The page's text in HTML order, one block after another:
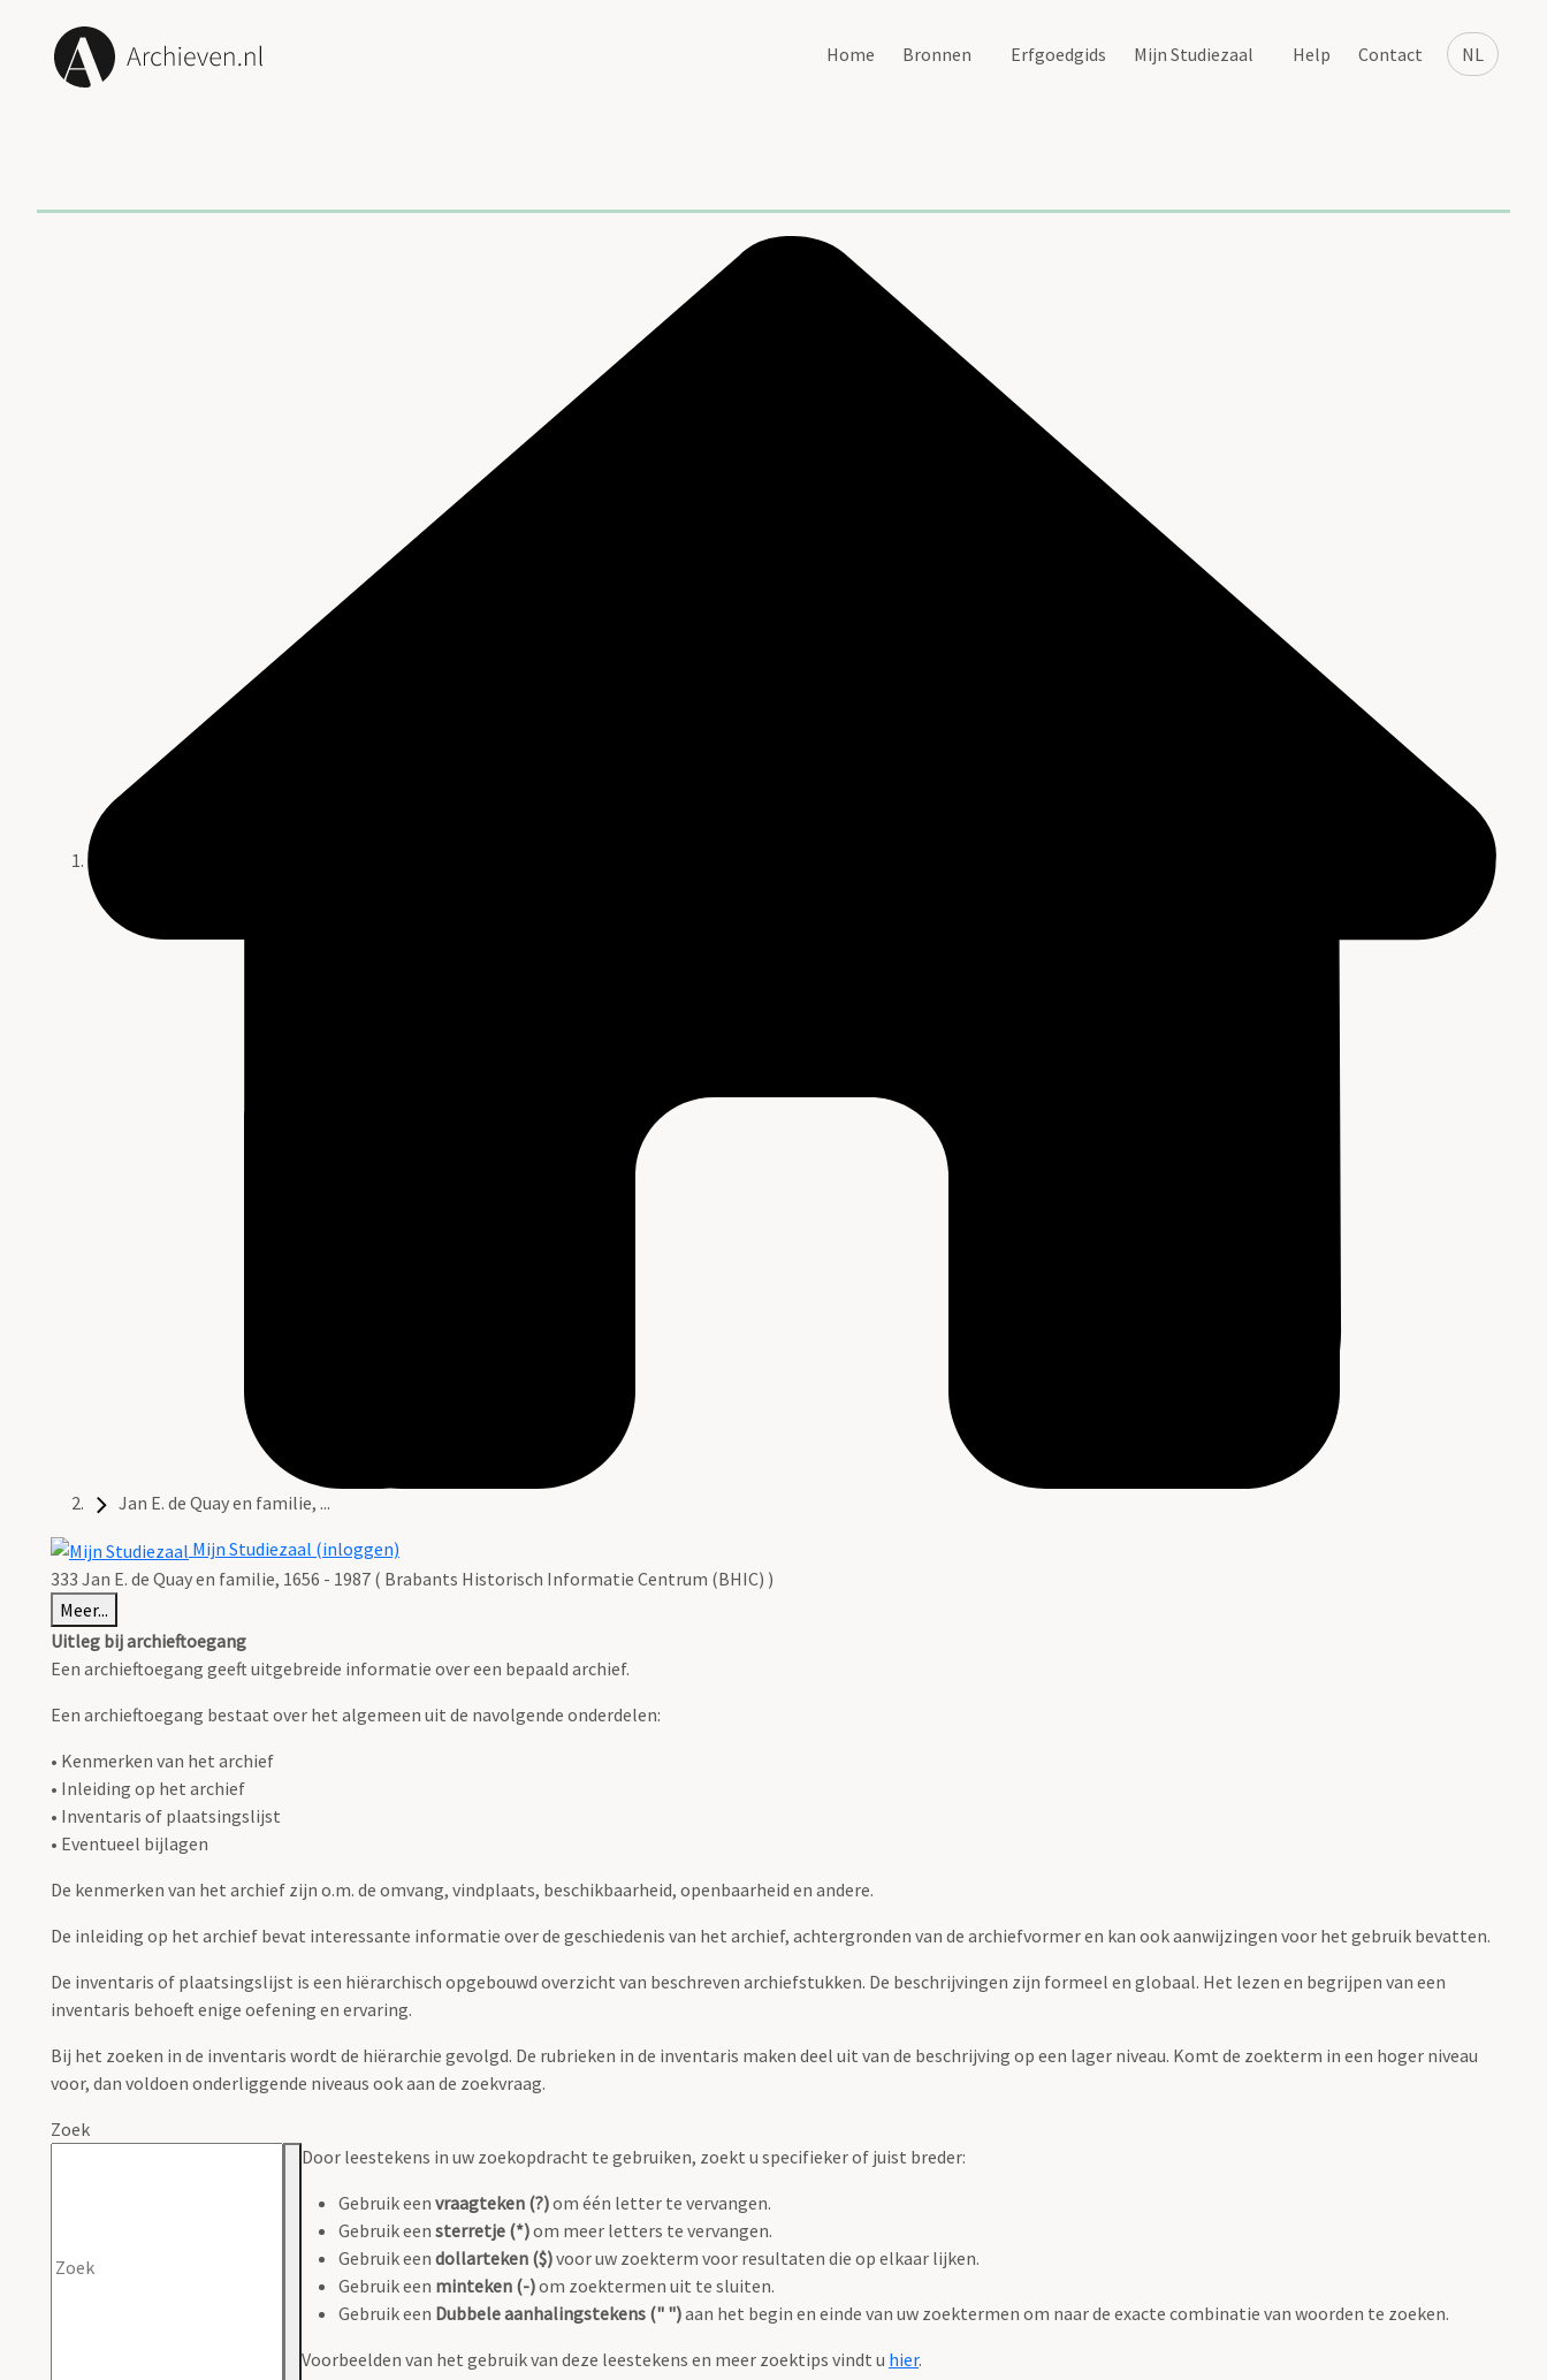
NL
Home Bronnen Erfgoedgids Mijn Studiezaal Help Contact
Jan E. de Quay en familie, ...
Mijn Studiezaal (inloggen)
333 Jan E. de Quay en familie, 1656 - 1987 ( Brabants Historisch Informatie Centrum (BHIC) )
Meer...
Uitleg bij archieftoegang
Een archieftoegang geeft uitgebreide informatie over een bepaald archief.
Een archieftoegang bestaat over het algemeen uit de navolgende onderdelen:
• Kenmerken van het archief
• Inleiding op het archief
• Inventaris of plaatsingslijst
• Eventueel bijlagen
De kenmerken van het archief zijn o.m. de omvang, vindplaats, beschikbaarheid, openbaarheid en andere.
De inleiding op het archief bevat interessante informatie over de geschiedenis van het archief, achtergronden van de archiefvormer en kan ook aanwijzingen voor het gebruik bevatten.
De inventaris of plaatsingslijst is een hiërarchisch opgebouwd overzicht van beschreven archiefstukken. De beschrijvingen zijn formeel en globaal. Het lezen en begrijpen van een
inventaris behoeft enige oefening en ervaring.
Bij het zoeken in de inventaris wordt de hiërarchie gevolgd. De rubrieken in de inventaris maken deel uit van de beschrijving op een lager niveau. Komt de zoekterm in een hoger niveau
voor, dan voldoen onderliggende niveaus ook aan de zoekvraag.
Zoek
Door leestekens in uw zoekopdracht te gebruiken, zoekt u specifieker of juist breder:
Gebruik een vraagteken (?)om één letter te vervangen.
Gebruik een sterretje (*)om meer letters te vervangen.
Gebruik een dollarteken ($)voor uw zoekterm voor resultaten die op elkaar lijken.
Gebruik een minteken (-)om zoektermen uit te sluiten.
Gebruik een Dubbele aanhalingstekens (" ")aan het begin en einde van uw zoektermen om naar de exacte combinatie van woorden te zoeken.
Voorbeelden van het gebruik van deze leestekens en meer zoektips vindt u hier.